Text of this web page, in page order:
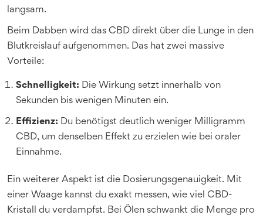
langsam.
Beim Dabben wird das CBD direkt über die Lunge in den
Blutkreislauf aufgenommen. Das hat zwei massive
Vorteile:
Schnelligkeit: Die Wirkung setzt innerhalb von
Sekunden bis wenigen Minuten ein.
Effizienz: Du benötigst deutlich weniger Milligramm
CBD, um denselben Effekt zu erzielen wie bei oraler
Einnahme.
Ein weiterer Aspekt ist die Dosierungsgenauigkeit. Mit
einer Waage kannst du exakt messen, wie viel CBD-
Kristall du verdampfst. Bei Ölen schwankt die Menge pro